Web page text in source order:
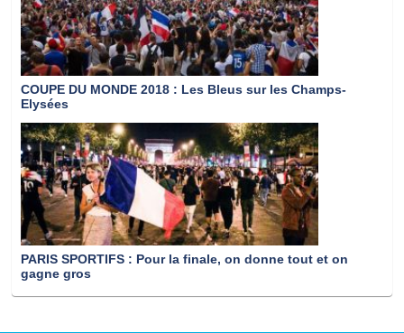
COUPE DU MONDE 2018 : Les Bleus sur les Champs-
Elysées
PARIS SPORTIFS : Pour la finale, on donne tout et on
gagne gros